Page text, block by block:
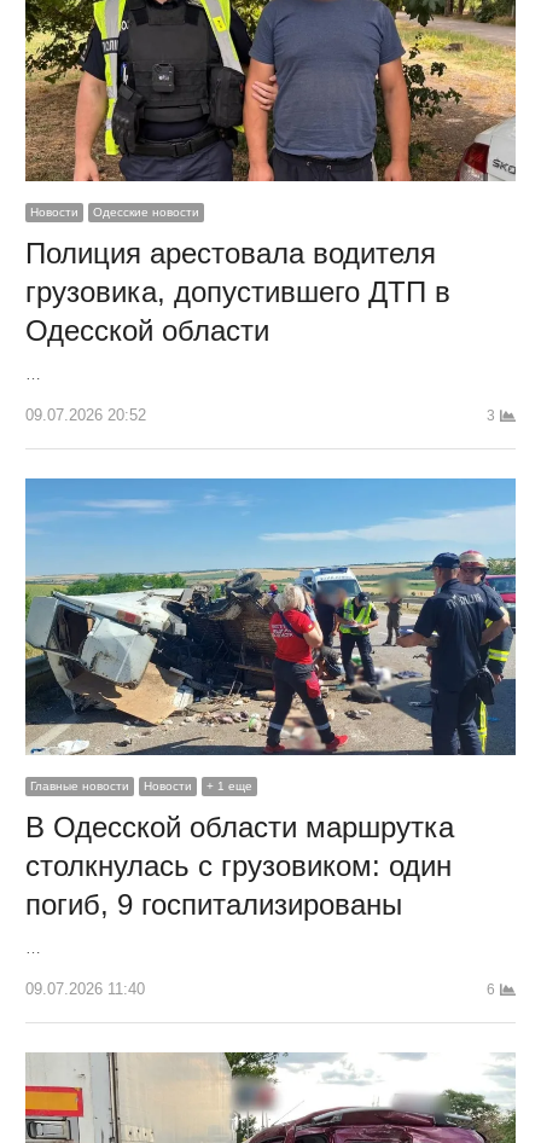
Новости Одесские новости
Полиция арестовала водителя
грузовика, допустившего ДТП в
Одесской области
…
09.07.2026 20:52 3
Главные новости Новости + 1 еще
В Одесской области маршрутка
столкнулась с грузовиком: один
погиб, 9 госпитализированы
09.07.2026 11:40 6